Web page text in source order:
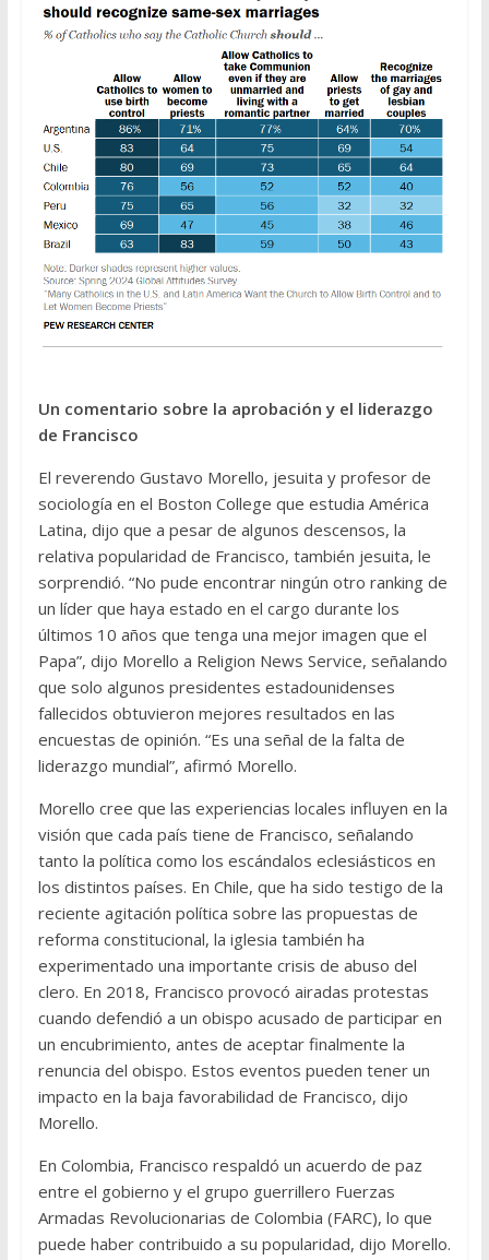
Un comentario sobre la aprobación y el liderazgo
de Francisco
El reverendo Gustavo Morello, jesuita y profesor de
sociología en el Boston College que estudia América
Latina, dijo que a pesar de algunos descensos, la
relativa popularidad de Francisco, también jesuita, le
sorprendió. “No pude encontrar ningún otro ranking de
un líder que haya estado en el cargo durante los
últimos 10 años que tenga una mejor imagen que el
Papa”, dijo Morello a Religion News Service, señalando
que solo algunos presidentes estadounidenses
fallecidos obtuvieron mejores resultados en las
encuestas de opinión. “Es una señal de la falta de
liderazgo mundial”, afirmó Morello.
Morello cree que las experiencias locales influyen en la
visión que cada país tiene de Francisco, señalando
tanto la política como los escándalos eclesiásticos en
los distintos países. En Chile, que ha sido testigo de la
reciente agitación política sobre las propuestas de
reforma constitucional, la iglesia también ha
experimentado una importante crisis de abuso del
clero. En 2018, Francisco provocó airadas protestas
cuando defendió a un obispo acusado de participar en
un encubrimiento, antes de aceptar finalmente la
renuncia del obispo. Estos eventos pueden tener un
impacto en la baja favorabilidad de Francisco, dijo
Morello.
En Colombia, Francisco respaldó un acuerdo de paz
entre el gobierno y el grupo guerrillero Fuerzas
Armadas Revolucionarias de Colombia (FARC), lo que
puede haber contribuido a su popularidad, dijo Morello.